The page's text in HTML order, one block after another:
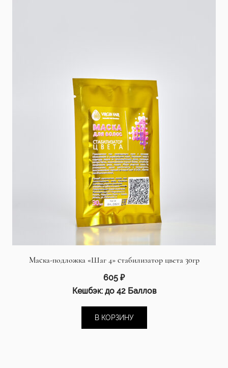
Маска-подложка «Шаг 4» стабилизатор цвета 30гр
605 ₽
Кешбэк:до 42 Баллов
В КОРЗИНУ